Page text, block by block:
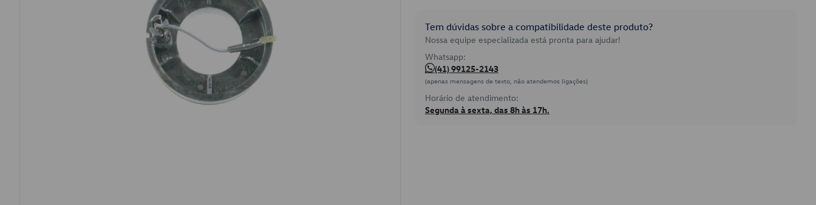
Tem dúvidas sobre a compatibilidade deste produto?
Nossa equipe especializada está pronta para ajudar!
Whatsapp:
(41) 99125-2143
(apenas mensagens de texto, não atendemos ligações)
Horário de atendimento:
Segunda à sexta, das 8h às 17h.